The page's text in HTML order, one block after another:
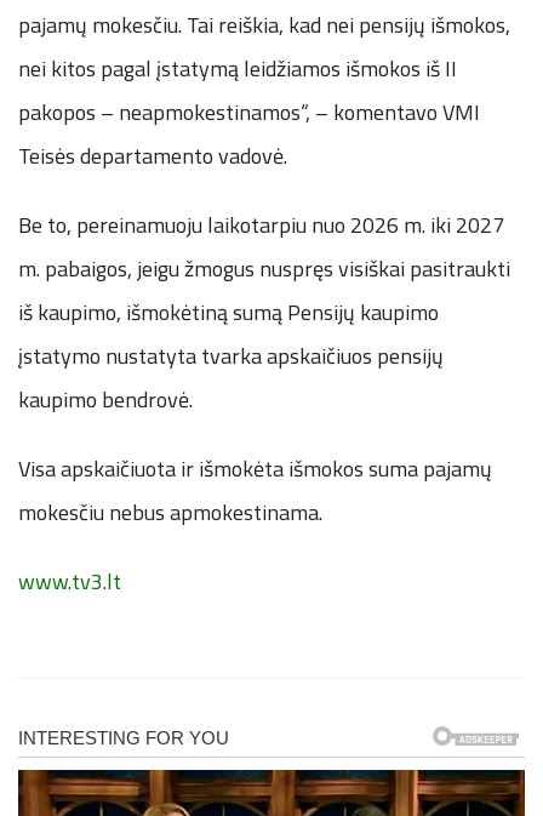
pajamų mokesčiu. Tai reiškia, kad nei pensijų išmokos,
nei kitos pagal įstatymą leidžiamos išmokos iš II
pakopos – neapmokestinamos“, – komentavo VMI
Teisės departamento vadovė.
Be to, pereinamuoju laikotarpiu nuo 2026 m. iki 2027
m. pabaigos, jeigu žmogus nuspręs visiškai pasitraukti
iš kaupimo, išmokėtiną sumą Pensijų kaupimo
įstatymo nustatyta tvarka apskaičiuos pensijų
kaupimo bendrovė.
Visa apskaičiuota ir išmokėta išmokos suma pajamų
mokesčiu nebus apmokestinama.
www.tv3.lt